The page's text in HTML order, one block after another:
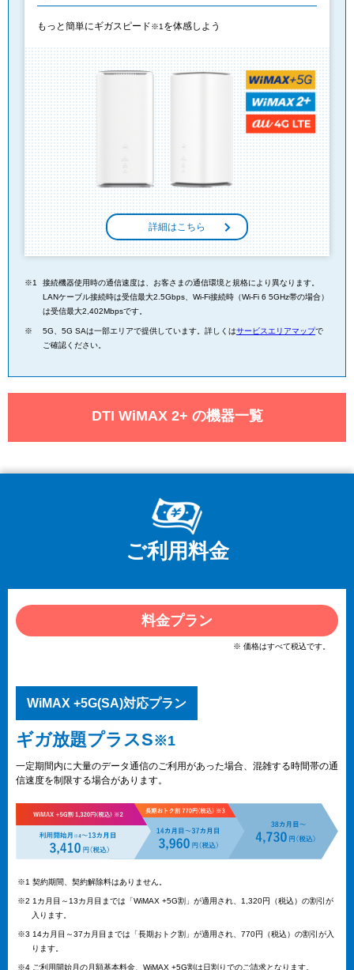
もっと簡単にギガスピード※1 を体感しよう
詳細はこちら
接続機器使用時の通信速度は、お客さまの通信環境と規格により異なります。
LANケーブル接続時は受信最大2.5Gbps、Wi-Fi接続時（Wi-Fi 6 5GHz帯の場合）
は受信最大2,402Mbpsです。
5G、5G SAは一部エリアで提供しています。詳しくはサービスエリアマップで
ご確認ください。
DTI WiMAX 2+ の機器一覧
ご利用料金
※ 価格はすべて税込です。
料金プラン
WiMAX +5G(SA)対応プラン
ギガ放題プラスS※1
一定期間内に大量のデータ通信のご利用があった場合、混雑する時間帯の通
信速度を制限する場合があります。
※1 契約期間、契約解除料はありません。
※2 1カ月目～13カ月目までは「WiMAX +5G割」が適用され、1,320円（税込）の割引が
入ります。
※3 14カ月目～37カ月目までは「長期おトク割」が適用され、770円（税込）の割引が入
ります。
※4 ご利用開始月の月額基本料金、WiMAX +5G割は日割りでのご請求となります。